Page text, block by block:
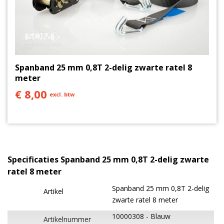
Spanband 25 mm 0,8T 2-delig zwarte ratel 8
meter
€ 8,00 excl. btw
Specificaties Spanband 25 mm 0,8T 2-delig zwarte
ratel 8 meter
Artikel
Spanband 25 mm 0,8T 2-delig
zwarte ratel 8 meter
Artikelnummer 10000308 Blauw